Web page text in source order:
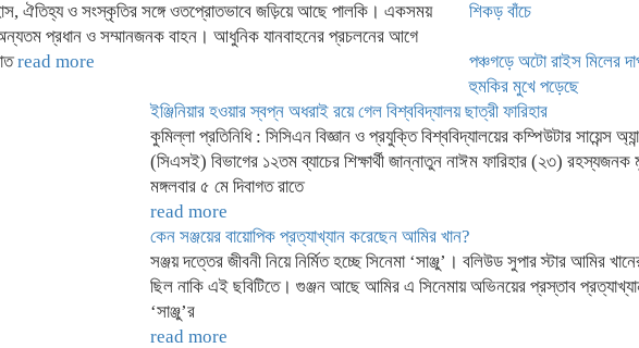
ঐতিহ্য ও সংস্কৃতির সঙ্গে ওতপ্রোতভাবে জড়িয়ে আছে পালকি। একসময়
অন্যতম প্রধান ও সম্মানজনক বাহন। আধুনিক যানবাহনের প্রচলনের আগে
read more
শিকড় বাঁচে
পঞ্চগড়ে অটো রাইস মিলের
হুমকির মুখে পড়েছে
ইঞ্জিনিয়ার হওয়ার স্বপ্ন অধরাই রয়ে গেল বিশ্ববিদ্যালয় ছাত্রী ফারিহার
কুমিল্লা প্রতিনিধি : সিসিএন বিজ্ঞান ও প্রযুক্তি বিশ্ববিদ্যালয়ের কম্পিউটার সায়েন্স
(সিএসই) বিভাগের ১২তম ব্যাচের শিক্ষার্থী জান্নাতুন নাঈম ফারিহার (২৩)
মঙ্গলবার ৫ মে দিবাগত রাতে
read more
কেন সঞ্জয়ের বায়োপিক প্রত্যাখ্যান করেছেন আমির খান?
সঞ্জয় দত্তের জীবনী নিয়ে নির্মিত হচ্ছে সিনেমা ‘সাঞ্জু’। বলিউড সুপার স্টার আমির
ছিল নাকি এই ছবিটিতে। গুঞ্জন আছে আমির এ সিনেমায় অভিনয়ের প্রস্তাব
‘সাঞ্জু’র
read more